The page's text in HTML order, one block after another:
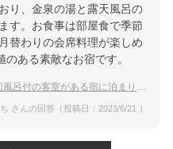
り、金泉の湯と露天風呂の
す。お食事は部屋食で季節
替わりの会席料理が楽しめ
のある素敵なお宿です。
呂付の客室がある宿に泊まりたい
さんの回答（投稿日：2023/6/21 ）